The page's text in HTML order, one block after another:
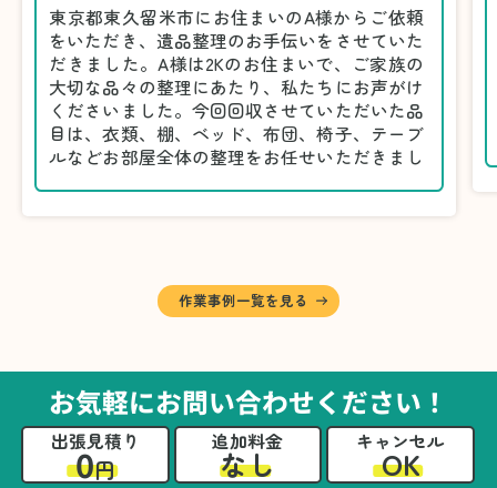
東京都東久留米市にお住まいのA様からご依頼
をいただき、遺品整理のお手伝いをさせていた
だきました。A様は2Kのお住まいで、ご家族の
大切な品々の整理にあたり、私たちにお声がけ
くださいました。今回回収させていただいた品
目は、衣類、棚、ベッド、布団、椅子、テーブ
ルなどお部屋全体の整理をお任せいただきまし
に仕分けしました。
A様から「手際よく進めてくれて助かりまし
るのは難しかったと思います」との温かいお言
葉をいただきました。遺品整理という心の負担
が大きい作業において、少しでもA様の力にな
れたことをスタッフ一同嬉しく思います。
作業事例一覧を見る
お気軽にお問い合わせください！
出張見積り
0円
追加料金
なし
キャンセル
OK